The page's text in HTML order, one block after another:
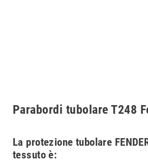
Parabordi tubolare T248
La protezione tubolare
tessuto è: